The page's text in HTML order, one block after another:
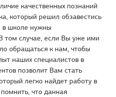
качественных познаний
который решил обзавестись
в школе нужны
том случае, если Вы уже ими
обращаться к нам, чтобы
наших специалистов в
позволит Вам стать
легко найдет работу в
что данная